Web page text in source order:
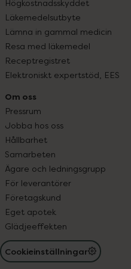
Högkostnadsskyddet
Läkemedelsutbyte
Lämna in gammal medicin
Resa med läkemedel
Receptregistret
Elektroniskt expertstöd, EES
Om oss
Pressrum
Jobba hos oss
Hållbarhet
Samarbeten
Ägare och ledningsgrupp
För leverantörer
Företagskund
Eget apotek
Glädjeeffekten
Cookieinställningar